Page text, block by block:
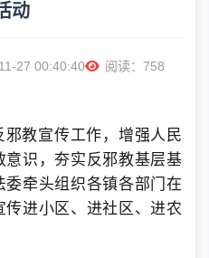
动
27 00:40:40
阅读：758
教宣传工作，增强人民
识，夯实反邪教基层基
牵头组织各镇各部门在
进小区、进社区、进农